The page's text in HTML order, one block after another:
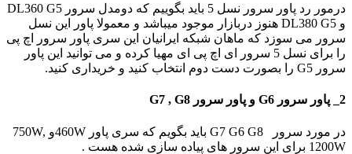
درمور رد پاور سرور نسل 5 باید بگوییم که دومدل سرور DL360 G5
و DL380 G5 هنوز دربازار موجود میباشد و معمولا پاور این نسل
سرور می سوزد که ماهان شبکه ایرانیان این سری پاور سرور اچ پی
را برای نسل 5 سرور ای اچ پی ای مهیا کرده و می توانید این پاور
سرور G5 را بصورت دست دوم انتخاب کنید و خریداری کنید.
2_ پاور سرور G6 و پاور سرور G7 , G8
در مورد سرور G7 G6 G8 باید بگویم که سری پاور 460Wو 750W,
1200W برای این سرور های پیاده سازی شده هست .